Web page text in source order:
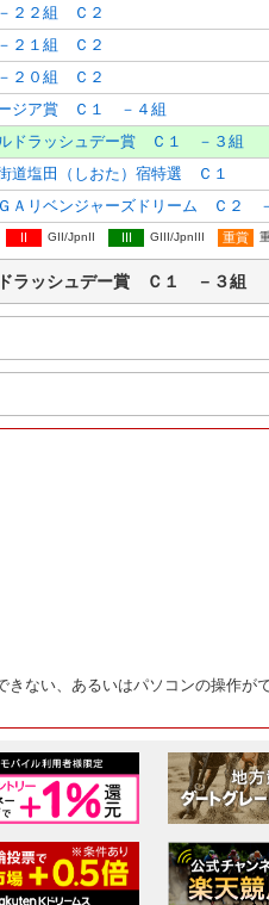
－２２組 Ｃ２
－２１組 Ｃ２
－２０組 Ｃ２
ジア賞 Ｃ１ －４組
ドラッシュデー賞 Ｃ１ －３組
道塩田（しおた）宿特選 Ｃ１
Ａリベンジャーズドリーム Ｃ２
II GII/JpnII III GIII/JpnIII 重賞
ドラッシュデー賞 Ｃ１ －３組
きない、あるいはパソコンの操作が